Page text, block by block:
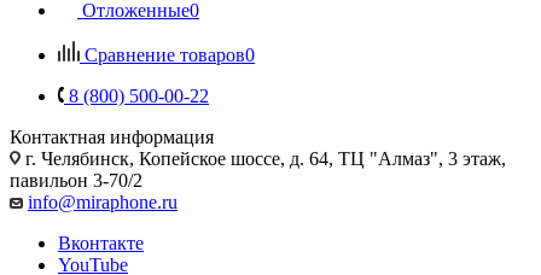
Отложенные0
Сравнение товаров0
8 (800) 500-00-22
Контактная информация
г. Челябинск, Копейское шоссе, д. 64, ТЦ "Алмаз", 3 этаж,
павильон 3-70/2
info@miraphone.ru
Вконтакте
YouTube